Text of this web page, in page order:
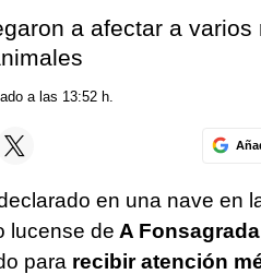
a afectar a
a las 13:52 h.
en una nave en
lucense de A Fonsagrada
para recibir atención